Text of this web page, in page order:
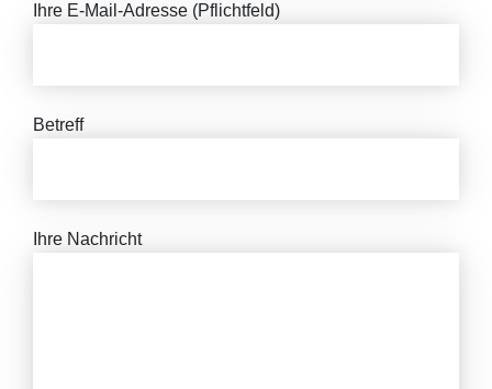
Ihre E-Mail-Adresse (Pflichtfeld)
Betreff
Ihre Nachricht